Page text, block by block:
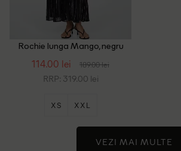
Rochie lunga Mango, negru
114.00 lei 189.00 lei
RRP: 319.00 lei
XS XXL
VEZI MAI MULTE